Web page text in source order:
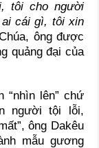
tôi cho người
ai cái gì, tôi xin
ông được
quảng đại của
“nhìn lên” chứ
người tội lỗi,
ông Dakêu
mẫu gương